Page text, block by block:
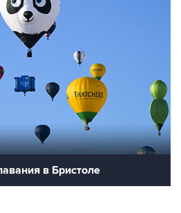
в Бристоле